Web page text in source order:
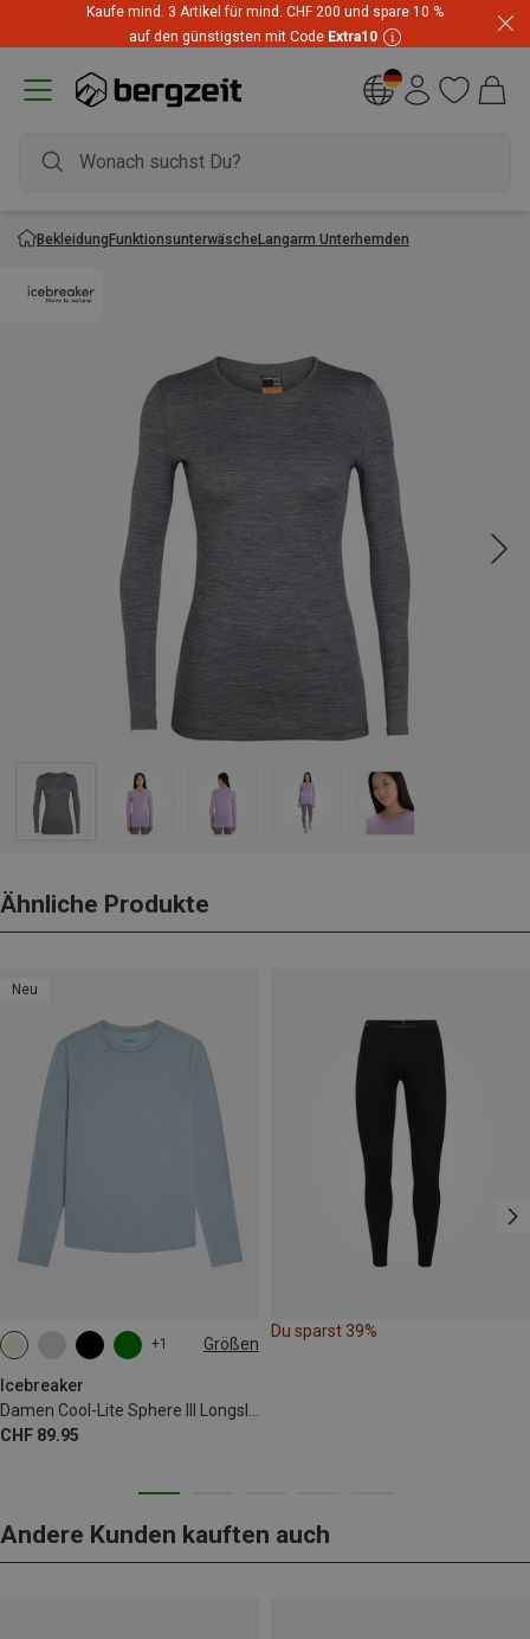
Kaufe mind. 3 Artikel für mind. CHF 200 und spare 10 %
auf den günstigsten mit Code Extra10
BekleidungFunktionsunterwäscheLangarm Unterhemden
Ähnliche Produkte
Neu
+1 Größen
Icebreaker
CHF 89.95
XS M
Du sparst 39%
Andere Kunden kauften auch